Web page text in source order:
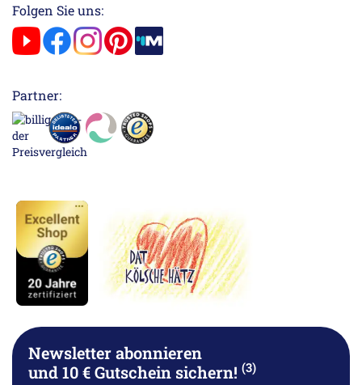
Folgen Sie uns:
Partner:
Newsletter abonnieren
und 10 € Gutschein sichern! (3)